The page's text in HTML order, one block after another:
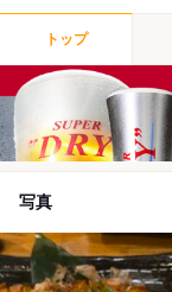
トップ
写真